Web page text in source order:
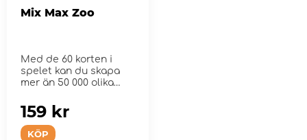
Mix Max Zoo
Med de 60 korten i
spelet kan du skapa
mer än 50 000 olika
KÖP
159 kr